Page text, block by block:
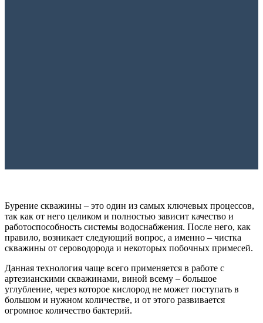
Бурение скважины – это один из самых ключевых процессов,
так как от него целиком и полностью зависит качество и
работоспособность системы водоснабжения. После него, как
правило, возникает следующий вопрос, а именно – чистка
скважины от сероводорода и некоторых побочных примесей.
Данная технология чаще всего применяется в работе с
артезианскими скважинами, виной всему – большое
углубление, через которое кислород не может поступать в
большом и нужном количестве, и от этого развивается
огромное количество бактерий.